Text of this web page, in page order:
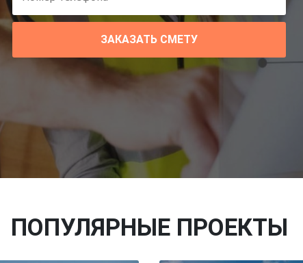
ЗАКАЗАТЬ СМЕТУ
ПОПУЛЯРНЫЕ ПРОЕКТЫ